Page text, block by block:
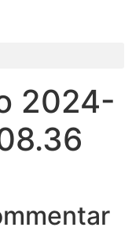
2024-